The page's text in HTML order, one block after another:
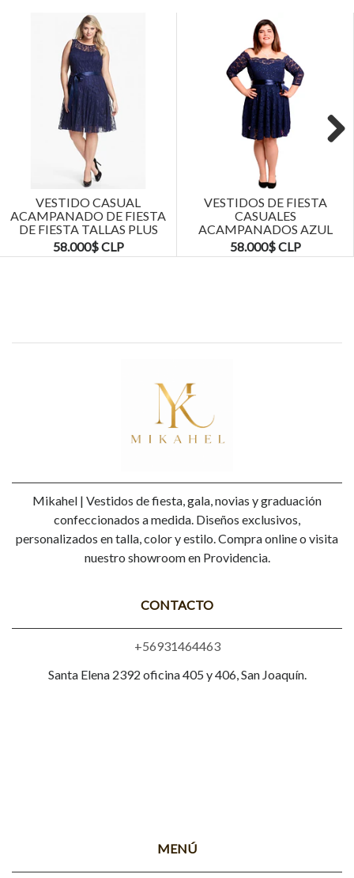
VESTIDO CASUAL
ACAMPANADO DE FIESTA
DE FIESTA TALLAS PLUS
KADRIHEL
58.000$ CLP
VESTIDOS DE FIESTA
CASUALES
ACAMPANADOS AZUL
MARINO TALLAS PLUS
KADRIHEL
58.000$ CLP
Mikahel | Vestidos de fiesta, gala, novias y graduación
confeccionados a medida. Diseños exclusivos,
personalizados en talla, color y estilo. Compra online o visita
nuestro showroom en Providencia.
CONTACTO
+56931464463
Santa Elena 2392 oficina 405 y 406, San Joaquín.
MENÚ